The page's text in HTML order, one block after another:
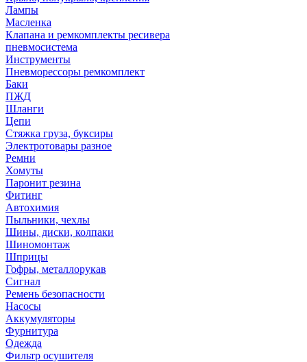
Лампы
Масленка
Клапана и ремкомплекты ресивера
пневмосистема
Инструменты
Пневморессоры ремкомплект
Баки
ПЖД
Шланги
Цепи
Стяжка груза, буксиры
Электротовары разное
Ремни
Хомуты
Паронит резина
Фитинг
Автохимия
Пыльники, чехлы
Шины, диски, колпаки
Шиномонтаж
Шприцы
Гофры, металлорукав
Сигнал
Ремень безопасности
Насосы
Аккумуляторы
Фурнитура
Одежда
Фильтр осушителя